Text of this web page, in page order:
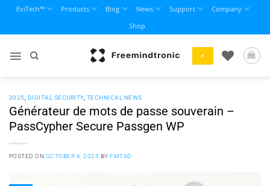
content
EviTech™ Products Blog News Support
Company
Shop
+
2025 DIGITAL SECURITY, TECHNICAL NEWS
Générateur de mots de passe souverain –
PassCypher Secure Passgen WP
POSTED ON OCTOBER 6, 2025 BYFMTAD